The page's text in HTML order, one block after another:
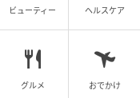
ビューティー ヘルスケア
グルメ おでかけ